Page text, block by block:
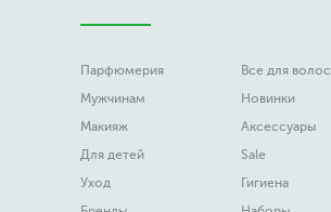
Парфюмерия
Мужчинам
Макияж
Для детей
Уход
Все для волос
Новинки
Аксессуары
Sale
Гигиена